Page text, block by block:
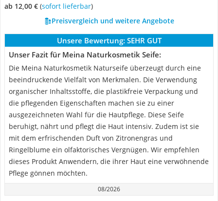
ab 12,00 € ( Sofort lieferbar)
Preisvergleich und weitere Angebote
Unsere Bewertung: SEHR GUT
Unser Fazit für Meina Naturkosmetik Seife:
Die Meina Naturkosmetik Naturseife überzeugt durch eine
beeindruckende Vielfalt von Merkmalen. Die Verwendung
organischer Inhaltsstoffe, die plastikfreie Verpackung und
die pflegenden Eigenschaften machen sie zu einer
ausgezeichneten Wahl für die Hautpflege. Diese Seife
beruhigt, nährt und pflegt die Haut intensiv. Zudem ist sie
mit dem erfrischenden Duft von Zitronengras und
Ringelblume ein olfaktorisches Vergnügen. Wir empfehlen
dieses Produkt Anwendern, die ihrer Haut eine verwöhnende
Pflege gönnen möchten.
08/2026